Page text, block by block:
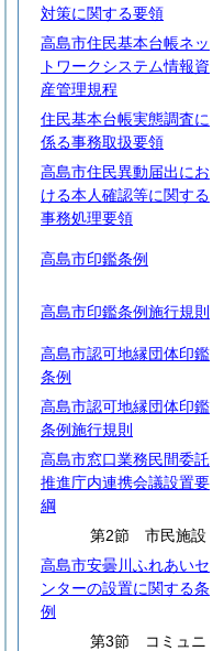
対策に関する要領
高島市住民基本台帳ネッ
トワークシステム情報資
産管理規程
住民基本台帳実態調査に
係る事務取扱要領
高島市住民異動届出にお
ける本人確認等に関する
事務処理要領
高島市印鑑条例
高島市印鑑条例施行規則
高島市認可地縁団体印鑑
条例
高島市認可地縁団体印鑑
条例施行規則
高島市窓口業務民間委託
推進庁内連携会議設置要
綱
第2節 市民施設
高島市安曇川ふれあいセ
ンターの設置に関する条
例
第3節 コミュニ